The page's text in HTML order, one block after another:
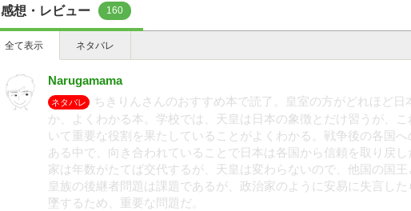
感想・レビュー 160
全て表示 ネタバレ
Narugamama
ネタバレ
ちきりんさんのおすすめ本で読了。皇室の方がどれほど日
か、よくわかる本。学校では、天皇は日本の象徴とだけ習うが、
いて重要な役割を果たしていることがよくわかる。戦争後の各国
ある中で、向き合われていることで日本は各国から信頼を取り戻
家は年数がたてば交代するが、天皇は変わらないので、他国の国王
皇族の後継者問題は課題であるが、政治家のように安易に失言した
墜するため、重要な問題だ。